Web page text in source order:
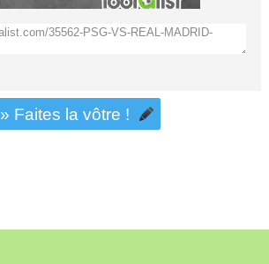
» Faites la vôtre !